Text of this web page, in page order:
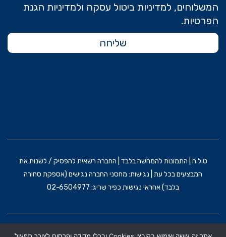
המשלוחים, למדיניות ביטול עסקה ולמדיניות הגנת
הפרטיות.
שליחה
ט.ל.ח | התמונות להמחשה בלבד | החברה רשאית להפסיק / לשנות את
המבצעים בכל עת | נגישות: מחסני החברה נגישים (אספקת סחורה
בלבד) אחראי נגישות כפיר שריג: 02-6504977